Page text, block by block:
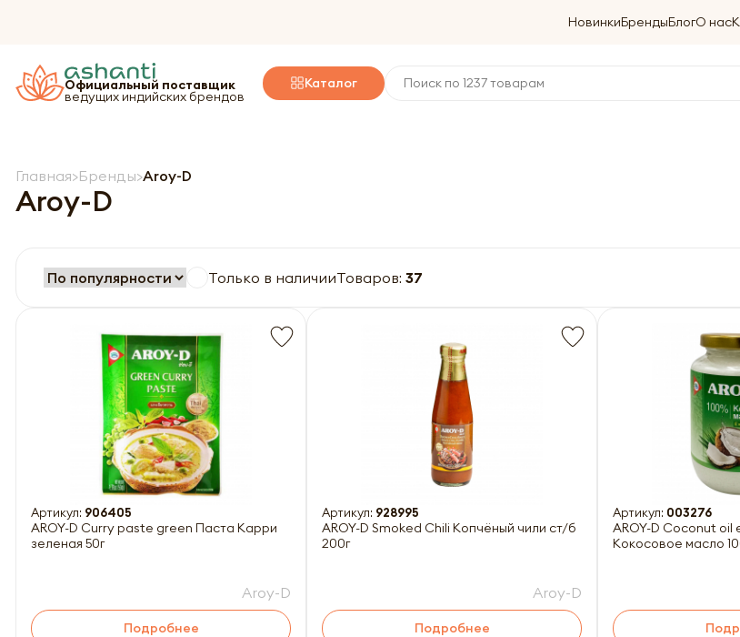
НовинкиБрендыБлогО нас
Официальный поставщик
ведущих индийских брендов
Каталог
Главная Бренды Aroy-D
Aroy-D
Только в наличииТоваров: 37
Артикул: 906405
AROY-D Curry paste green Паста Карри
зеленая 50г
Aroy-D
Подробнее
Артикул: 928995
AROY-D Smoked Chili Копчёный чили ст/б
200г
Aroy-D
Подробнее
Артикул: 003276
AROY-D Coconut oil
Кокосовое масло